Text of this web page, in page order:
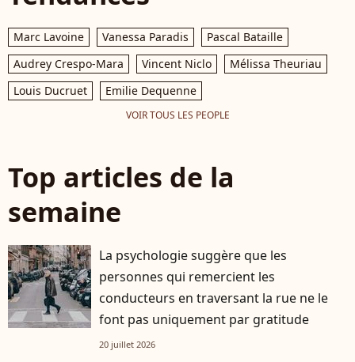
Marc Lavoine Vanessa Paradis
Pascal Bataille
Audrey Crespo-Mara
Vincent Niclo
Mélissa Theuriau
Louis Ducruet
Emilie Dequenne
VOIR TOUS LES PEOPLE
Top articles de la
semaine
La psychologie suggère que les
personnes qui remercient les
conducteurs en traversant la rue ne le
font pas uniquement par gratitude
20 juillet 2026